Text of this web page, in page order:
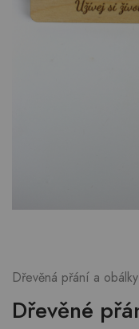
Dřevěná přání a obálky
Dřevěné